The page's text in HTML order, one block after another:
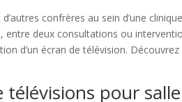
confrères au sein d’une
deux consultations ou
d’un écran de télévision.
pour